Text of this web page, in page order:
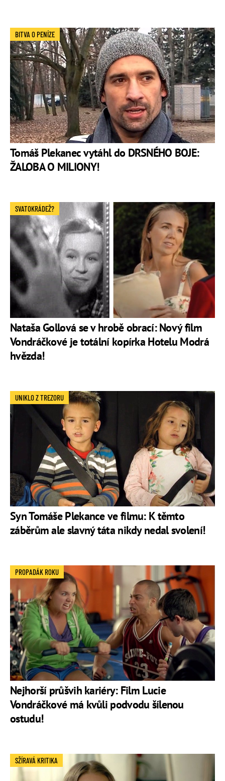
Tomáš Plekanec vytáhl do DRSNÉHO BOJE:
ŽALOBA O MILIONY!
BITVA O PENÍZE
Nataša Gollová se v hrobě obrací: Nový film
Vondráčkové je totální kopírka Hotelu Modrá
hvězda!
SVATOKRÁDEŽ?
Syn Tomáše Plekance ve filmu: K těmto
záběrům ale slavný táta nikdy nedal svolení!
UNIKLO Z TREZORU
Nejhorší průšvih kariéry: Film Lucie
Vondráčkové má kvůli podvodu šílenou
ostudu!
PROPADÁK ROKU
SŽÍRAVÁ KRITIKA